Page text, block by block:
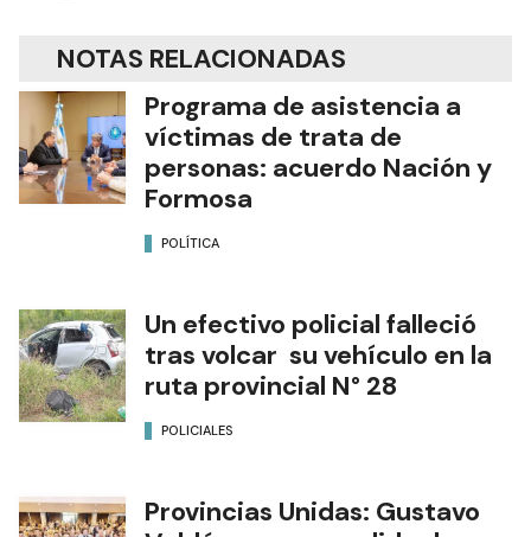
NOTAS RELACIONADAS
Programa de asistencia a
víctimas de trata de
personas: acuerdo Nación y
Formosa
POLÍTICA
Un efectivo policial falleció
tras volcar su vehículo en la
ruta provincial N° 28
POLICIALES
Provincias Unidas: Gustavo